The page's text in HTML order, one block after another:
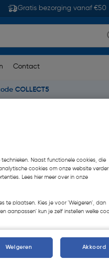
Gratis bezorging vanaf €50
Contact
COLLECT5
| Excl. btw € 5,37
Naast functionele cookies, die
cookies om onze website
Lees hier meer over in onze
te plaatsen. Kies je voor 'Weigeren', dan
aanpassen' kun je zelf instellen welke
Weigeren Akkoord